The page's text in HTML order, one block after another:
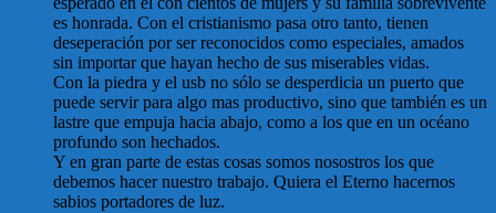
es honrada. Con el cristianismo pasa otro tanto, tienen
deseperación por ser reconocidos como especiales, amados
sin importar que hayan hecho de sus miserables vidas.
Con la piedra y el usb no sólo se desperdicia un puerto que
puede servir para algo mas productivo, sino que también es un
lastre que empuja hacia abajo, como a los que en un océano
profundo son hechados.
Y en gran parte de estas cosas somos nosostros los que
debemos hacer nuestro trabajo. Quiera el Eterno hacernos
sabios portadores de luz.